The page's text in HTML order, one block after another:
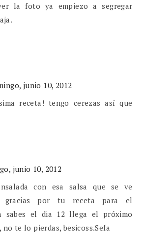
la foto ya empiezo a segregar
junio 10, 2012
receta! tengo cerezas así que
junio 10, 2012
con esa salsa que se ve
gracias por tu receta para el
sabes el dia 12 llega el próximo
te lo pierdas, besicoss.Sefa